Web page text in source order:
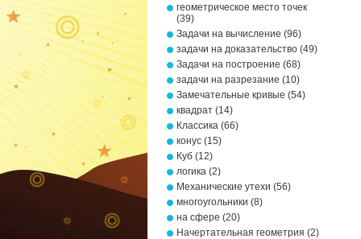
геометрическое место точек
(39)
Задачи на вычисление (96)
задачи на доказательство (49)
Задачи на построение (68)
задачи на разрезание (10)
Замечательные кривые (54)
квадрат (14)
Классика (66)
конус (15)
Куб (12)
логика (2)
Механические утехи (56)
многоугольники (8)
на сфере (20)
Начертательная геометрия (2)